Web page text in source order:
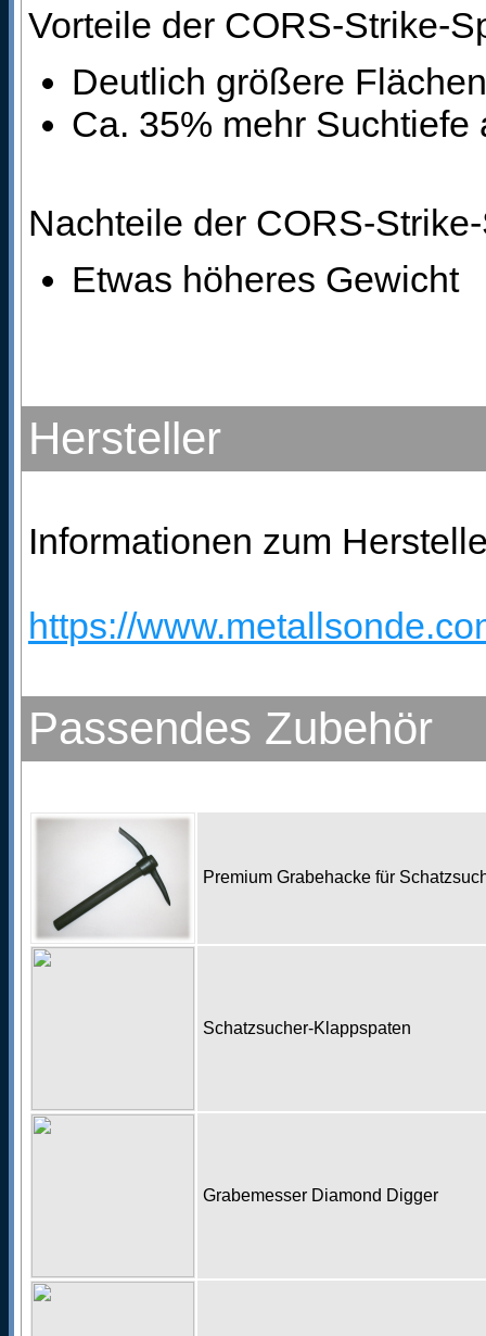
Vorteile der CORS-Strike-
Deutlich größere
Ca. 35% mehr
Nachteile der CORS-
Etwas höheres Gewicht
Hersteller
Informationen zum
https://
Passendes Zubehör
Premium Grabehacke für
Schatzsucher-Klappspaten
Grabemesser Diamond Digger